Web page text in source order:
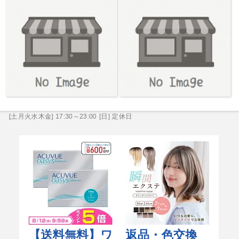
[土月火水木金] 17:30～23:00 [日] 定休日